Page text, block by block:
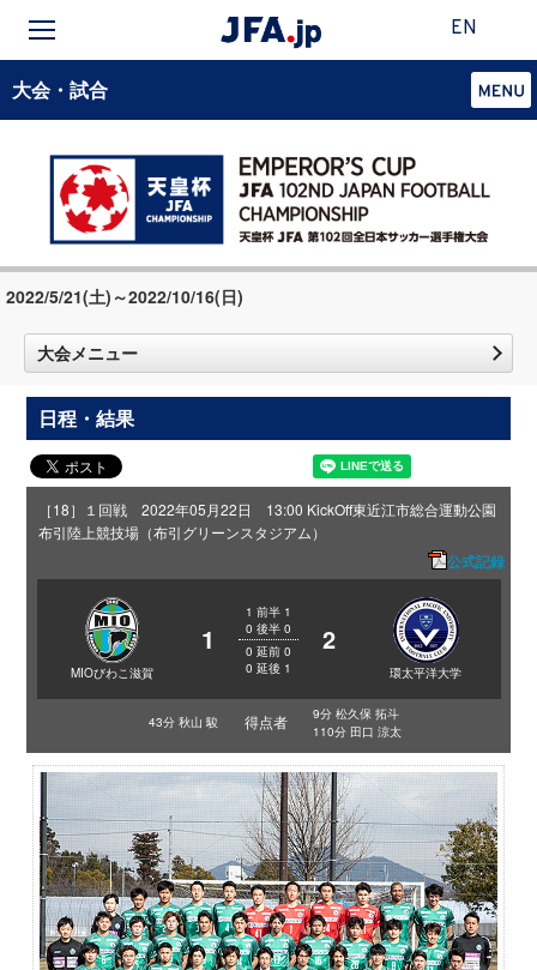
EN
大会・試合
2022/5/21(土)～2022/10/16(日)
大会メニュー
日程・結果
［18］１回戦 2022年05月22日 13:00 KickOff東近江市総合運動公園
布引陸上競技場（布引グリーンスタジアム）
公式記録
MIOびわこ滋賀
1
1 前半 1
0 後半 0
0 延前 0
0 延後 1
2
環太平洋大学
43分 秋山 駿 得点者
9分 松久保 拓斗
110分 田口 涼太